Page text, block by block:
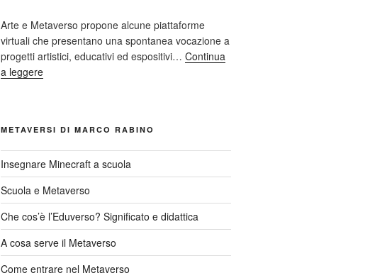
Arte e Metaverso propone alcune piattaforme
virtuali che presentano una spontanea vocazione a
progetti artistici, educativi ed espositivi… Continua
a leggere
METAVERSI DI MARCO RABINO
Insegnare Minecraft a scuola
Scuola e Metaverso
Che cos’è l’Eduverso? Significato e didattica
A cosa serve il Metaverso
Come entrare nel Metaverso